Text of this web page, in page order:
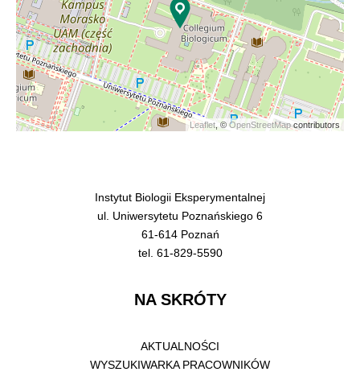
Leaflet, ©OpenStreetMapcontributors
Instytut Biologii Eksperymentalnej
ul. Uniwersytetu Poznańskiego 6
61-614 Poznań
tel. 61-829-5590
NA SKRÓTY
AKTUALNOŚCI
WYSZUKIWARKA PRACOWNIKÓW